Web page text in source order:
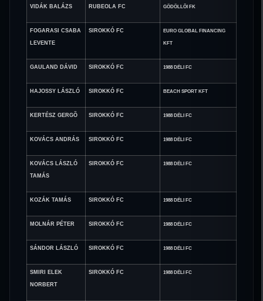
VIDÁK BALÁZS RUBEOLA FC GÖDÖLLÕI FK
FOGARASI CSABA
LEVENTE
SIROKKÓ FC EURO GLOBAL FINANCING
KFT
GAULAND DÁVID SIROKKÓ FC 1988 DÉLI FC
HAJOSSY LÁSZLÓ SIROKKÓ FC BEACH SPORT KFT
KERTÉSZ GERGÕ SIROKKÓ FC 1988 DÉLI FC
KOVÁCS ANDRÁS SIROKKÓ FC 1988 DÉLI FC
KOVÁCS LÁSZLÓ
TAMÁS
SIROKKÓ FC 1988 DÉLI FC
KOZÁK TAMÁS SIROKKÓ FC 1988 DÉLI FC
MOLNÁR PÉTER SIROKKÓ FC 1988 DÉLI FC
SÁNDOR LÁSZLÓ SIROKKÓ FC 1988 DÉLI FC
SMIRI ELEK
NORBERT
SIROKKÓ FC 1988 DÉLI FC